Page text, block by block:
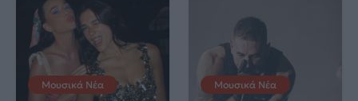
Μουσικά Νέα Μουσικά Νέα